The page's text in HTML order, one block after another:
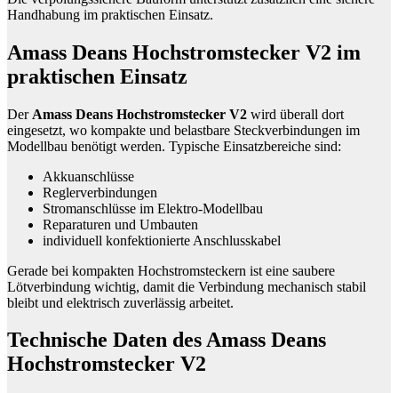
Handhabung im praktischen Einsatz.
Amass Deans Hochstromstecker V2 im
praktischen Einsatz
Der Amass Deans Hochstromstecker V2 wird überall dort
eingesetzt, wo kompakte und belastbare Steckverbindungen im
Modellbau benötigt werden. Typische Einsatzbereiche sind:
Akkuanschlüsse
Reglerverbindungen
Stromanschlüsse im Elektro-Modellbau
Reparaturen und Umbauten
individuell konfektionierte Anschlusskabel
Gerade bei kompakten Hochstromsteckern ist eine saubere
Lötverbindung wichtig, damit die Verbindung mechanisch stabil
bleibt und elektrisch zuverlässig arbeitet.
Technische Daten des Amass Deans
Hochstromstecker V2